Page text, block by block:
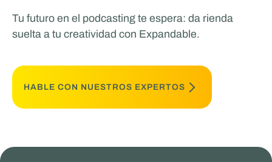
Tu futuro en el podcasting te espera: da rienda
suelta a tu creatividad con Expandable.
HABLE CON NUESTROS EXPERTOS